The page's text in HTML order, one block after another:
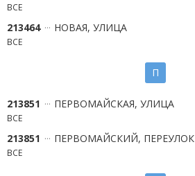
ВСЕ
213464 НОВАЯ, УЛИЦА
ВСЕ
П
213851 ПЕРВОМАЙСКАЯ, УЛИЦА
ВСЕ
213851 ПЕРВОМАЙСКИЙ, ПЕРЕУЛОК
ВСЕ